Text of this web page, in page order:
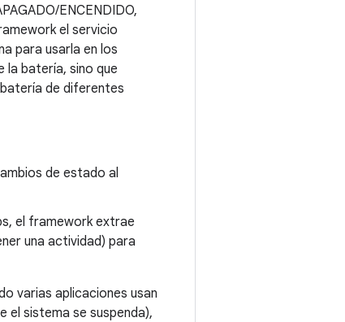
ENCENDIDO,
el servicio
para usarla en los
la batería, sino que
de diferentes
de estado al
el framework extrae
una actividad) para
varias aplicaciones usan
el sistema se suspenda),